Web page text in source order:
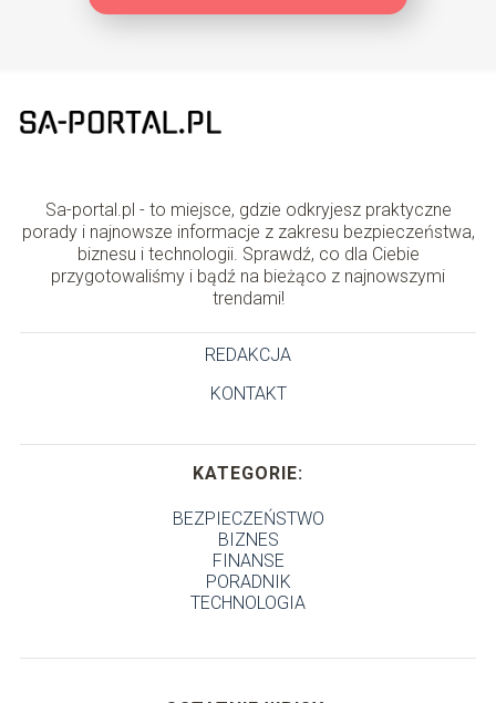
Sa-portal.pl - to miejsce, gdzie odkryjesz praktyczne
porady i najnowsze informacje z zakresu bezpieczeństwa,
biznesu i technologii. Sprawdź, co dla Ciebie
przygotowaliśmy i bądź na bieżąco z najnowszymi
trendami!
REDAKCJA
KONTAKT
KATEGORIE:
BEZPIECZEŃSTWO
BIZNES
FINANSE
PORADNIK
TECHNOLOGIA